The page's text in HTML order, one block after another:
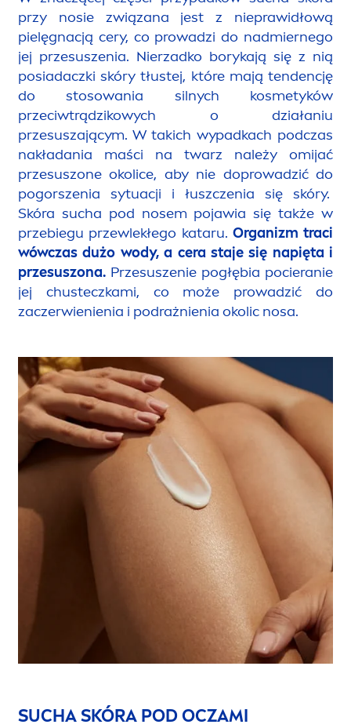
przy nosie związana jest z nieprawidłową
pielęgnacją cery, co prowadzi do nadmiernego
jej przesuszenia. Nierzadko borykają się z nią
posiadaczki skóry tłustej, które mają tendencję
do stosowania silnych kosmetyków
przeciwtrądzikowych o działaniu
przesuszającym. W takich wypadkach podczas
nakładania maści na twarz należy omijać
przesuszone okolice, aby nie doprowadzić do
pogorszenia sytuacji i łuszczenia się skóry.
Skóra sucha pod nosem pojawia się także w
przebiegu przewlekłego kataru. Organizm traci
wówczas dużo wody, a cera staje się napięta i
przesuszona. Przesuszenie pogłębia pocieranie
jej chusteczkami, co może prowadzić do
zaczerwienienia i podrażnienia okolic nosa.
SUCHA SKÓRA POD OCZAMI